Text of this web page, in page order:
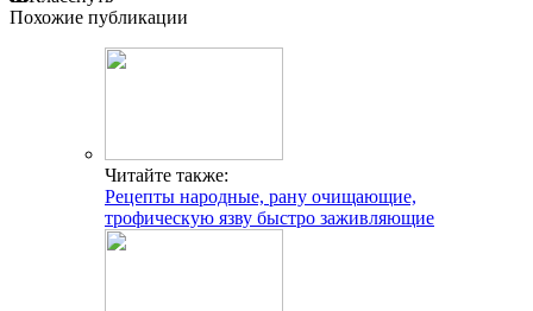
Похожие публикации
Читайте также:
Рецепты народные, рану очищающие,
трофическую язву быстро заживляющие